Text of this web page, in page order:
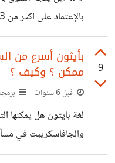
إنتاج شروحات تقنية
الموثوقة : https://youtu.be/AdqwtQxwLvk
9
بأيثون أسرع
ممكن ؟ وكيف ؟
قبل 6 سنوات
لغة بايثون هل
والجافاسكريبت في
لتسريع بايثون ؟ سنضع